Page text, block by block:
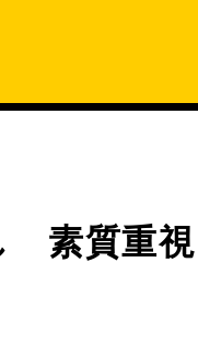
素質重視